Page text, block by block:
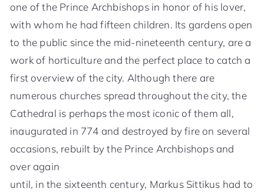
one of the Prince Archbishops in honor of his lover,
with whom he had fifteen children. Its gardens open
to the public since the mid-nineteenth century, are a
work of horticulture and the perfect place to catch a
first overview of the city. Although there are
numerous churches spread throughout the city, the
Cathedral is perhaps the most iconic of them all,
inaugurated in 774 and destroyed by fire on several
occasions, rebuilt by the Prince Archbishops and
over again
until, in the sixteenth century, Markus Sittikus had to